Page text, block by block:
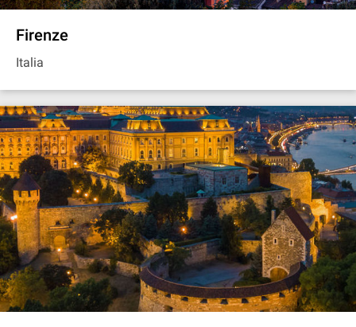
Firenze
Italia